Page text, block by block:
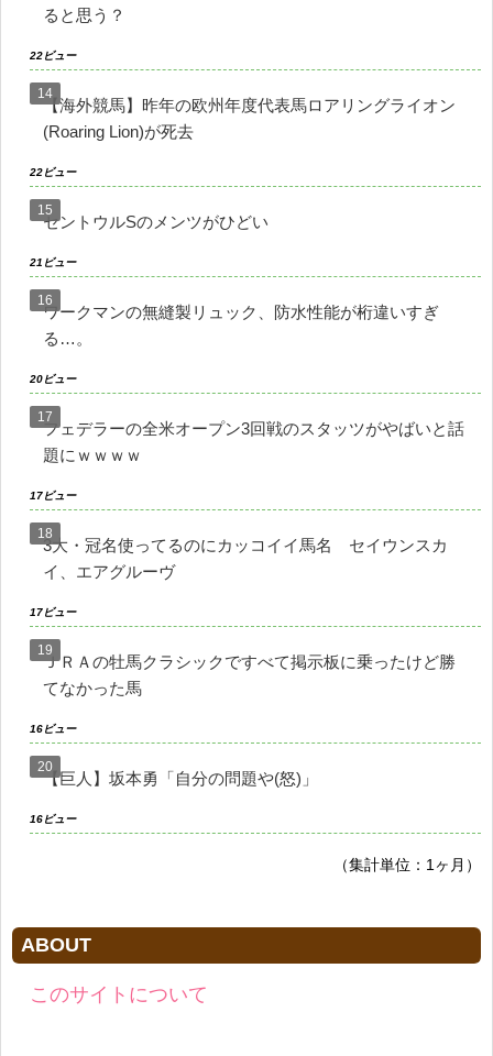
ると思う？
22ビュー
【海外競馬】昨年の欧州年度代表馬ロアリングライオン
(Roaring Lion)が死去
22ビュー
セントウルSのメンツがひどい
21ビュー
ワークマンの無縫製リュック、防水性能が桁違いすぎ
る…。
20ビュー
フェデラーの全米オープン3回戦のスタッツがやばいと話
題にｗｗｗｗ
17ビュー
3大・冠名使ってるのにカッコイイ馬名 セイウンスカ
イ、エアグルーヴ
17ビュー
ＪＲＡの牡馬クラシックですべて掲示板に乗ったけど勝
てなかった馬
16ビュー
【巨人】坂本勇「自分の問題や(怒)」
16ビュー
（集計単位：1ヶ月）
ABOUT
このサイトについて